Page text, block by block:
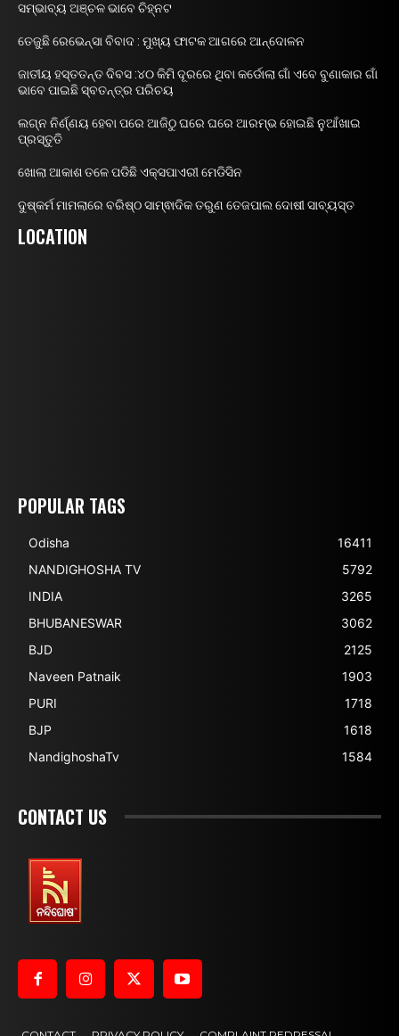
ସମ୍ଭାବ୍ୟ ଅଞ୍ଚଳ ଭାବେ ଚିହ୍ନଟ
ତେଜୁଛି ରେଭେନ୍ସା ବିବାଦ : ମୁଖ୍ୟ ଫାଟକ ଆଗରେ ଆନ୍ଦୋଳନ
ଜାତୀୟ ହସ୍ତତନ୍ତ ଦିବସ :୪୦ କିମି ଦୂରରେ ଥିବା କର୍ଡୋଲା ଗାଁ ଏବେ ବୁଣାକାର ଗାଁ
ଭାବେ ପାଇଛି ସ୍ବତନ୍ତ୍ର ପରିଚୟ
ଲଗ୍ନ ନିର୍ଣ୍ଣୟ ହେବା ପରେ ଆଜିଠୁ ଘରେ ଘରେ ଆରମ୍ଭ ହୋଇଛି ନୁଆଁଖାଇ
ପ୍ରସ୍ତୁତି
ଖୋଲା ଆକାଶ ତଳେ ପଡିଛି ଏକ୍ସପାଏରୀ ମେଡିସିନ
ଦୁଷ୍କର୍ମ ମାମଲାରେ ବରିଷ୍ଠ ସାମ୍ଵାଦିକ ତରୁଣ ତେଜପାଲ ଦୋଷୀ ସାବ୍ୟସ୍ତ
LOCATION
POPULAR TAGS
Odisha
16411
NANDIGHOSHA TV
5792
INDIA
3265
BHUBANESWAR
3062
BJD
2125
Naveen Patnaik
1903
PURI
1718
BJP
1618
NandighoshaTv
1584
CONTACT US